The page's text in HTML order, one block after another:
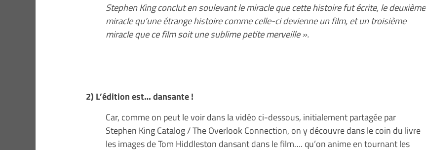
Stephen King conclut en soulevant le miracle que cette histoire fut écrite, le deuxième
miracle qu’une étrange histoire comme celle-ci devienne un film, et un troisième
miracle que ce film soit une sublime petite merveille ».
2) L’édition est… dansante !
Car, comme on peut le voir dans la vidéo ci-dessous, initialement partagée par
Stephen King Catalog / The Overlook Connection, on y découvre dans le coin du livre
les images de Tom Hiddleston dansant dans le film…. qu’on anime en tournant les